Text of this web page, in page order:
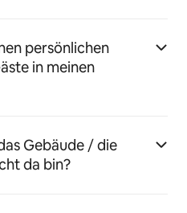
persönlichen
in meinen
Gebäude / die
da bin?